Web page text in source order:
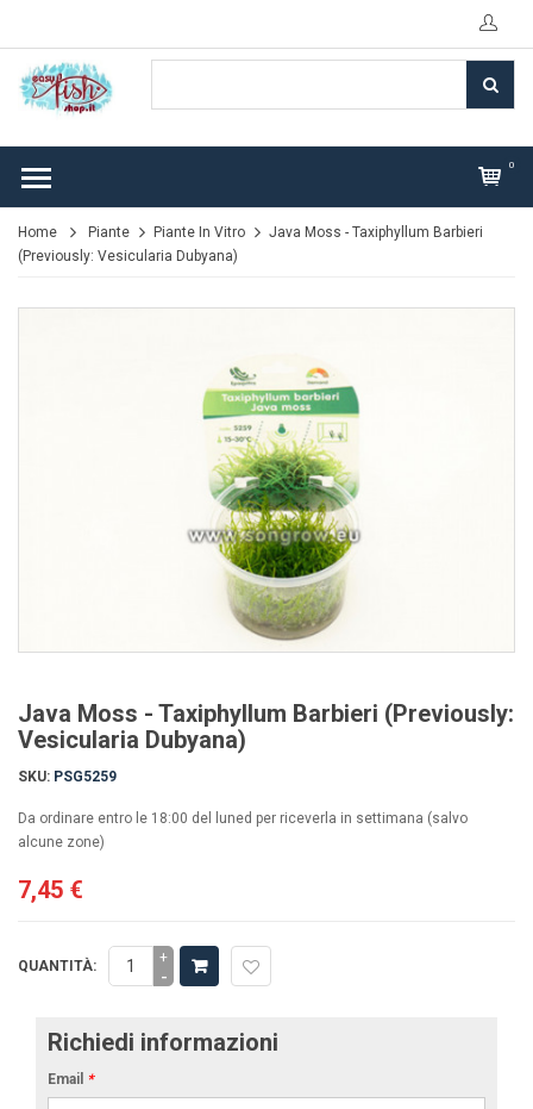
0
Home Piante Piante In Vitro
Java Moss - Taxiphyllum Barbieri
(Previously: Vesicularia Dubyana)
Java Moss - Taxiphyllum Barbieri (Previously:
Vesicularia Dubyana)
SKU: PSG5259
Da ordinare entro le 18:00 del luned per riceverla in settimana (salvo
alcune zone)
7,45 €
QUANTITÀ: +
-
Richiedi informazioni
Email *